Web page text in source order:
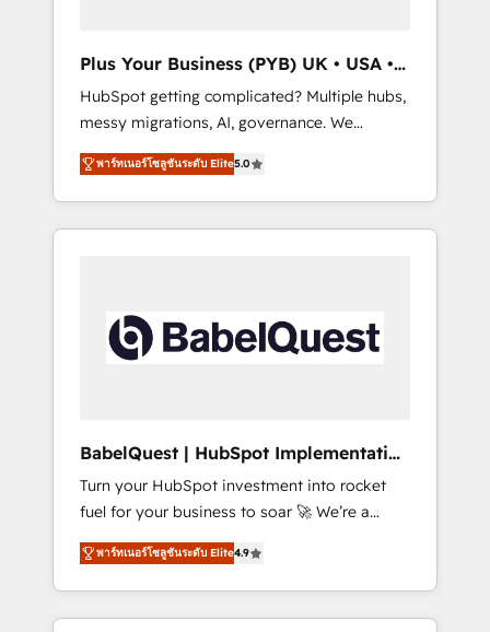
Google AI Overviews. HubSpot Impact Award
- Customer First HubSpot Impact Award -
Integrations Innovation HubSpot Impact
Award - Platform Migration Excellence
HubSpot Impact Award - Platform Excellence
40+ full-time HubSpot professionals. 100s of
certifications and accreditations with
Plus Your Business (PYB) UK • USA •
Europe
HubSpot getting complicated? Multiple hubs,
messy migrations, AI, governance. We
organise that complexity, so your team can
put HubSpot to work... Welcome to our
Profile! We help with: • CRM implementation,
reports, workflows, and team training • CRM
governance for HubSpot-centred operations
A little about us: • Boutique 'Elite' team of 12 •
42001:2023 certified - the AI management
standard • GuardHub: our AI governance
framework, built on ISO 42001 Ready for the
next step? Click the 👈 '𝗖𝗼𝗻𝘁𝗮𝗰𝘁 𝗯𝘂𝘀𝗶𝗻𝗲𝘀𝘀'
button to get in touch (𝘸𝘦'𝘳𝘦 𝘴𝘶𝘱𝘦𝘳
𝘳𝘦𝘴𝘱𝘰𝘯𝘴𝘪𝘷𝘦)
พาร์ทเนอร์โซลูชันระดับ Elite5.0
BabelQuest | HubSpot Implementation
& Consultancy
Turn your HubSpot investment into rocket
fuel for your business to soar 🚀 We’re a
team of accredited HubSpot experts ready
to help you. We can implement the platform
into complex business environments,
optimise what you've got and make sure you
พาร์ทเนอร์โซลูชันระดับ Elite4.9